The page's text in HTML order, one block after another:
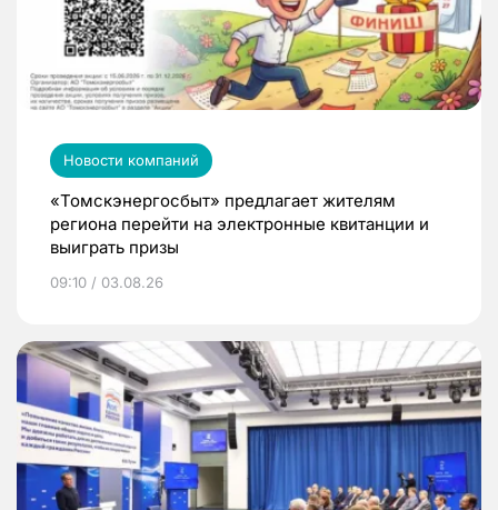
Новости компаний
«Томскэнергосбыт» предлагает жителям
региона перейти на электронные квитанции и
выиграть призы
09:10 / 03.08.26